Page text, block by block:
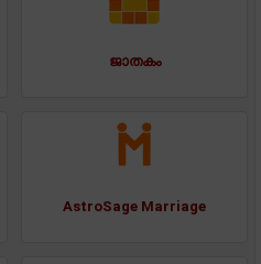
ജാതകം
AstroSage Marriage